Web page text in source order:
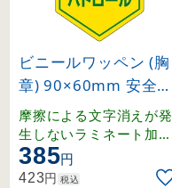
ビニールワッペン (胸
章) 90×60mm 安全ピ
ン式 安全パトロール (
126012)
摩擦による文字消えが発
生しないラミネート加工
済みワッペン。
385円
423円 税込